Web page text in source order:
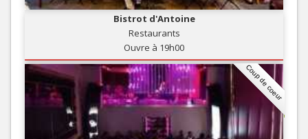
Bistrot d'Antoine
Restaurants
Ouvre à 19h00
Coup de coeur